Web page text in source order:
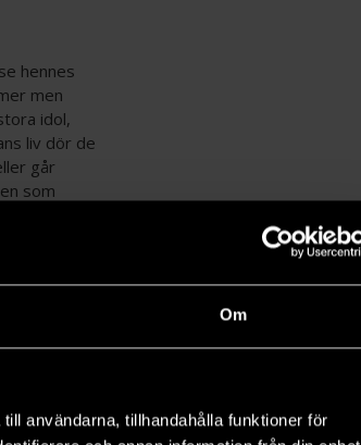
Om
användarna, tillhandahålla funktioner för
hennes
men
idol,
liv dör de
går
som
eget
är
Star